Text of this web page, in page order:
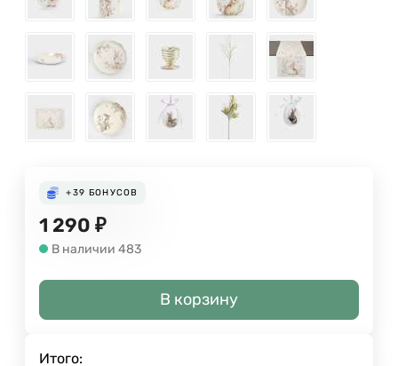
+39 БОНУСОВ
1 290 ₽
В наличии 483
В корзину
Итого: